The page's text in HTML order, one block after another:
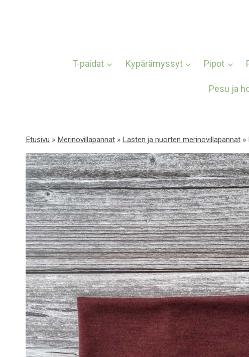
T-paidat Kypärämyssyt Pipot
Pesu ja
Etusivu » Merinovillapannat » Lasten ja nuorten merinovillapannat »